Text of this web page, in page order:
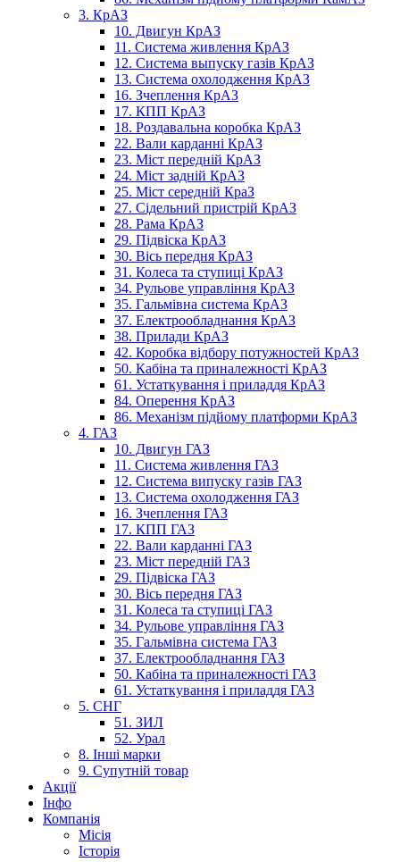
3. КрАЗ
10. Двигун КрАЗ
11. Система живлення КрАЗ
12. Система выпуску газів КрАЗ
13. Система охолодження КрАЗ
16. Зчеплення КрАЗ
17. КПП КрАЗ
18. Роздавальна коробка КрАЗ
22. Вали карданні КрАЗ
23. Міст передній КрАЗ
24. Міст задній КрАЗ
25. Міст середній КраЗ
27. Сідельний пристрій КрАЗ
28. Рама КрАЗ
29. Підвіска КрАЗ
30. Вісь передня КрАЗ
31. Колеса та ступиці КрАЗ
34. Рульове управління КрАЗ
35. Гальмівна система КрАЗ
37. Електрообладнання КрАЗ
38. Прилади КрАЗ
42. Коробка відбору потужностей КрАЗ
50. Кабіна та приналежності КрАЗ
61. Устаткування і приладдя КрАЗ
84. Оперення КрАЗ
86. Механізм підйому платформи КрАЗ
4. ГАЗ
10. Двигун ГАЗ
11. Система живлення ГАЗ
12. Система випуску газів ГАЗ
13. Система охолодження ГАЗ
16. Зчеплення ГАЗ
17. КПП ГАЗ
22. Вали карданні ГАЗ
23. Міст передній ГАЗ
29. Підвіска ГАЗ
30. Вісь передня ГАЗ
31. Колеса та ступиці ГАЗ
34. Рульове управління ГАЗ
35. Гальмівна система ГАЗ
37. Електрообладнання ГАЗ
50. Кабіна та приналежності ГАЗ
61. Устаткування і приладдя ГАЗ
5. СНГ
51. ЗИЛ
52. Урал
8. Інші марки
9. Супутній товар
Акції
Інфо
Компанія
Місія
Історія